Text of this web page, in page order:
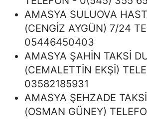
AMASYA SULUOVA
(CENGİZ AYGÜN) 7/24
05446450403
AMASYA ŞAHİN TAKSİ
(CEMALETTİN EKŞİ)
03582185931
AMASYA ŞEHZADE
(OSMAN GÜNEY)